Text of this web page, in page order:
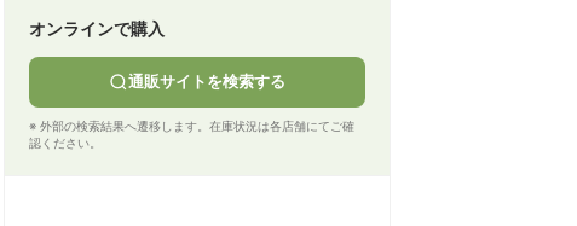
オンラインで購入
通販サイトを検索する
※ 外部の検索結果へ遷移します。在庫状況は各店舗にてご確
認ください。